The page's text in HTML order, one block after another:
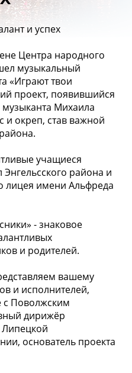
и успех
Центра народного
музыкальный
«Играют твои
проект, появившийся
музыканта Михаила
и окреп, став важной
учащиеся
района и
лицея имени Альфреда
- знаковое
и родителей.
вашему
и исполнителей,
с Поволжским
дирижёр
Липецкой
основатель проекта